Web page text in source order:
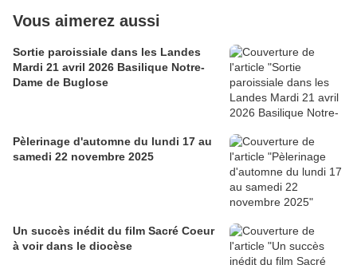
Vous aimerez aussi
Sortie paroissiale dans les Landes
Mardi 21 avril 2026 Basilique Notre-
Dame de Buglose
Pèlerinage d'automne du lundi 17 au
samedi 22 novembre 2025
Un succès inédit du film Sacré Coeur
à voir dans le diocèse